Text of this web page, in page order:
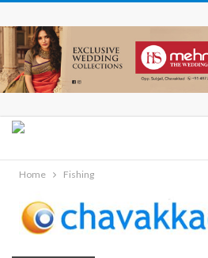
Home Fishing